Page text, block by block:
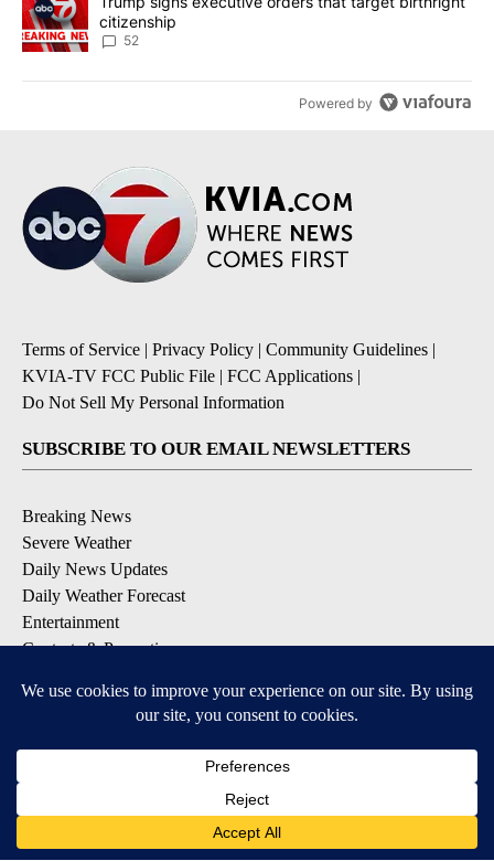
citizenship
52
Powered by
Terms of Service | Privacy Policy | Community Guidelines |
KVIA-TV FCC Public File | FCC Applications |
Do Not Sell My Personal Information
SUBSCRIBE TO OUR EMAIL NEWSLETTERS
Breaking News
Severe Weather
Daily News Updates
Daily Weather Forecast
Entertainment
Contests & Promotions
DOWNLOAD OUR APPS
Available for iOS and Android